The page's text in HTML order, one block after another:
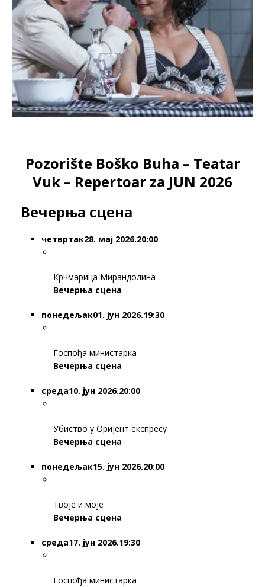
Pozorište Boško Buha – Teatar
Vuk – Repertoar za JUN 2026
Вечерња сцена
четвртак28. мај 2026.20:00
Крчмарица Мирандолина
Вечерња сцена
понедељак01. јун 2026.19:30
Госпођа министарка
Вечерња сцена
среда10. јун 2026.20:00
Убиство у Оријент експресу
Вечерња сцена
понедељак15. јун 2026.20:00
Твоје и моје
Вечерња сцена
среда17. јун 2026.19:30
Госпођа министарка